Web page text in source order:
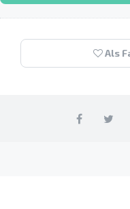
Als